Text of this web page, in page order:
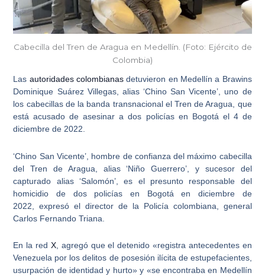
Cabecilla del Tren de Aragua en Medellín. (Foto: Ejército de
Colombia)
Las autoridades colombianas detuvieron en Medellín a Brawins
Dominique Suárez Villegas, alias ‘Chino San Vicente’, uno de
los cabecillas de la banda transnacional el Tren de Aragua, que
está acusado de asesinar a dos policías en Bogotá el 4 de
diciembre de 2022.
‘Chino San Vicente’, hombre de confianza del máximo cabecilla
del Tren de Aragua, alias ‘Niño Guerrero’, y sucesor del
capturado alias ‘Salomón’,es el presunto responsable del
homicidio de dos policías en Bogotá en diciembre de
2022,expresó el director de la Policía colombiana, general
Carlos Fernando Triana.
En la red X, agregó que el detenido «registra antecedentes en
Venezuela por los delitos de posesión ilícita de estupefacientes,
usurpación de identidad y hurto»y «se encontraba en Medellín